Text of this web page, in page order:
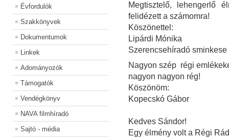
Évfordulók
Szakkönyvek
Dokumentumok
Linkek
Adományozók
Támogatók
Vendégkönyv
NAVA filmhíradó
Sajtó - média
Megtisztelő, lehengerlő
felidézett a számomra!
Köszönettel:
Lipárdi Mónika
Szerencsehíradó sminkese
Nagyon szép régi
nagyon nagyon rég!
Köszönöm:
Kopecskó Gábor
Kedves Sándor!
Egy élmény volt a Régi